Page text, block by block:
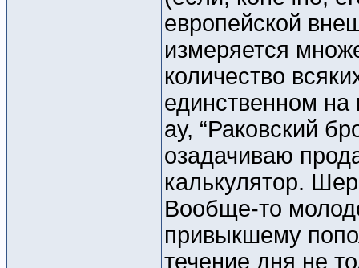
европейской
измеряется
количество
единственном
ау, “Раковский
озадачиваю
калькулятор.
Вообще-то
привыкшему
течение дня не